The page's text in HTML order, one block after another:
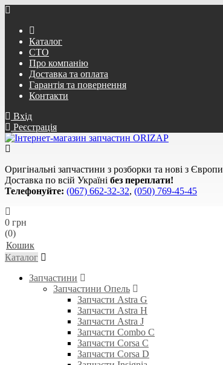
Каталог
СТО
Про компанію
Доставка та оплата
Гарантія та повернення
Контакти
Вхід
Реєстрація
Оригінальні запчастини з розборки та нові з Європи
Доставка по всій Україні без переплати!
Телефонуйте: (067) 662-32-32, (050) 769-45-45
0 грн
(0)
Кошик
Каталог
Запчастини
Запчастини Опель
Запчасти Astra G
Запчасти Astra H
Запчасти Astra J
Запчасти Combo C
Запчасти Corsa C
Запчасти Corsa D